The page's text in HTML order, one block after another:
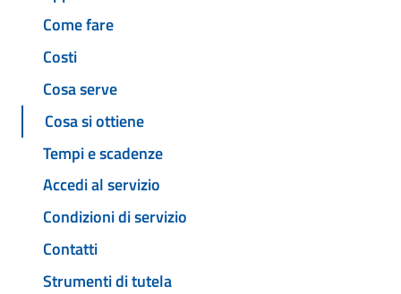
Come fare
Costi
Cosa serve
Cosa si ottiene
Tempi e scadenze
Accedi al servizio
Condizioni di servizio
Contatti
Strumenti di tutela